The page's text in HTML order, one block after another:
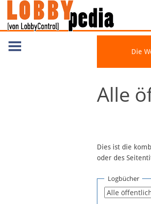
Die
Alle
Dies ist die
oder des
Logbücher